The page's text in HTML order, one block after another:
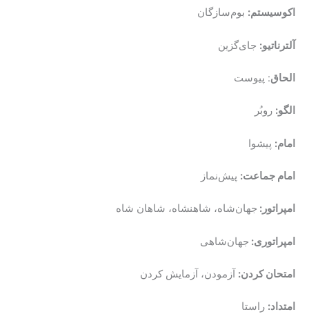
اکوسیستم: بوم‌سازگان
آلترناتیو: جای‌گزین
الحاق: پیوست
الگو: روبُر
امام: پیشوا
امام جماعت: پیش‌نماز
امپراتور: جهان‌شاه، شاهنشاه، شاهان شاه
امپراتوری: جهان‌شاهی
امتحان کردن: آزمودن، آزمایش کردن
امتداد: راستا